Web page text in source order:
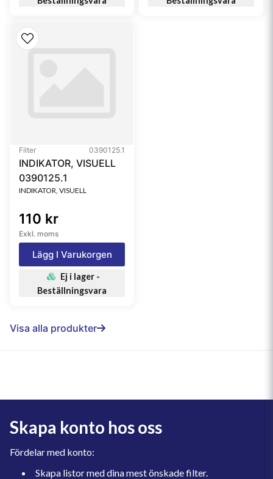
Filter 0390125.1
INDIKATOR, VISUELL
0390125.1
INDIKATOR, VISUELL
110 kr
Exkl. moms
Lägg I Varukorgen
Ej i lager -
Beställningsvara
Visa alla produkter
Skapa konto hos oss
Fördelar med konto:
Skapa listor med dina mest önskade filter.